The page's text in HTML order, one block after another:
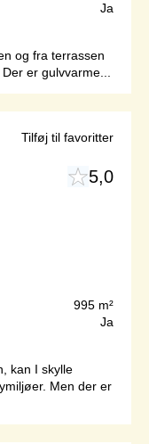
Ja
og fra terrassen
er gulvvarme...
5,0
995 m²
Ja
kan I skylle
Men der er
Tilføj til favoritter